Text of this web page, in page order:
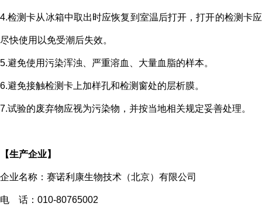
4.检测卡从冰箱中取出时应恢复到室温后打开，打开的检测卡应
尽快使用以免受潮后失效。
5.避免使用污染浑浊、严重溶血、大量血脂的样本。
6.避免接触检测卡上加样孔和检测窗处的层析膜。
7.试验的废弃物应视为污染物，并按当地相关规定妥善处理。
【生产企业】
企业名称：赛诺利康生物技术（北京）有限公司
电 话：010-80765002